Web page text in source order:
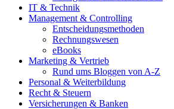
IT & Technik
Management & Controlling
Entscheidungsmethoden
Rechnungswesen
eBooks
Marketing & Vertrieb
Rund ums Bloggen von A-Z
Personal & Weiterbildung
Recht & Steuern
Versicherungen & Banken